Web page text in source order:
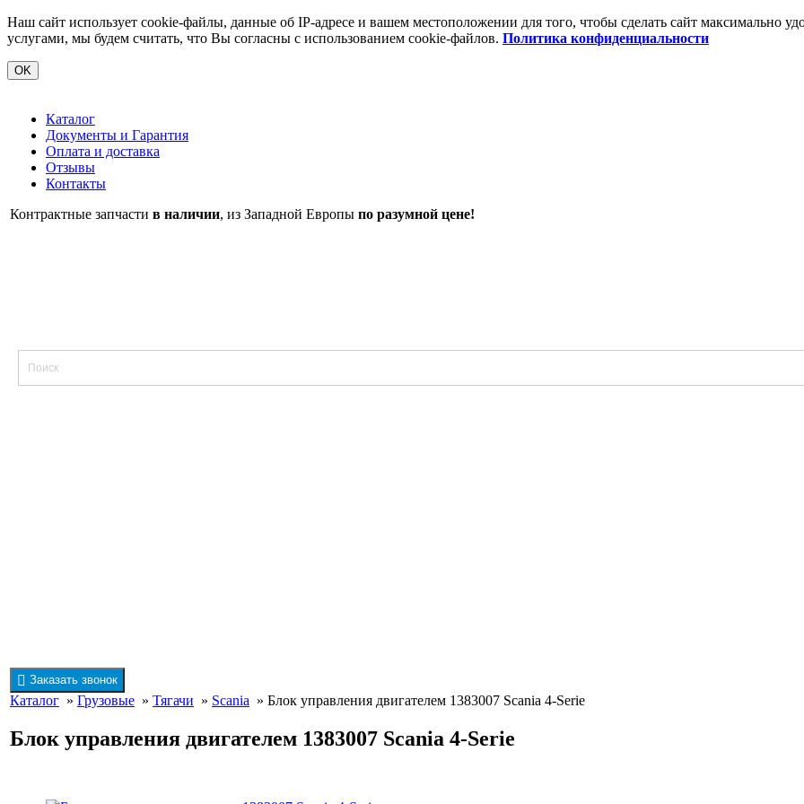
Наш сайт использует cookie-файлы, данные об IP-адресе и вашем местоположении для того, чтобы сделать сайт максимально
услугами, мы будем считать, что Вы согласны с использованием cookie-файлов. Политика конфиденциальности
OK
Каталог
Документы и Гарантия
Оплата и доставка
Отзывы
Контакты
Контрактные запчасти в наличии, из Западной Европы по разумной цене!
Заказать звонок
Каталог » Грузовые » Тягачи » Scania » Блок управления двигателем 1383007 Scania 4-Serie
Блок управления двигателем 1383007 Scania 4-Serie